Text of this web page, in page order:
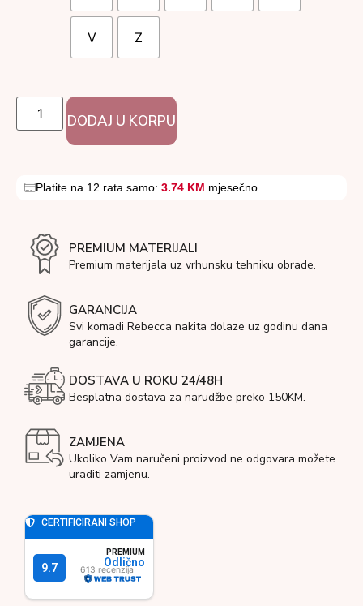
V Z
DODAJ U KORPU
Platite na 12 rata samo: 3.74 KM mjesečno.
PREMIUM MATERIJALI
Premium materijala uz vrhunsku tehniku obrade.
GARANCIJA
Svi komadi Rebecca nakita dolaze uz godinu dana
garancije.
DOSTAVA U ROKU 24/48H
Besplatna dostava za narudžbe preko 150KM.
ZAMJENA
Ukoliko Vam naručeni proizvod ne odgovara možete
uraditi zamjenu.